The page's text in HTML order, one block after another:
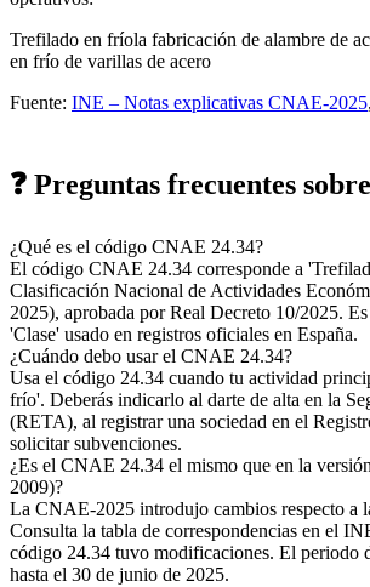
Trefilado en fríola fabricación de alambre de
en frío de varillas de acero
Fuente: INE – Notas explicativas CNAE-2025
❓ Preguntas frecuentes
¿Qué es el código CNAE 24.34?
El código CNAE 24.34 corresponde a
Clasificación Nacional de Actividades
2025), aprobada por Real Decreto 10/2025.
'Clase' usado en registros oficiales en España.
¿Cuándo debo usar el CNAE 24.34?
Usa el código 24.34 cuando tu actividad
frío'. Deberás indicarlo al darte de alta en la
(RETA), al registrar una sociedad en el
solicitar subvenciones.
¿Es el CNAE 24.34 el mismo que en la
2009)?
La CNAE-2025 introdujo cambios respecto a
Consulta la tabla de correspondencias en el
código 24.34 tuvo modificaciones. El periodo
hasta el 30 de junio de 2025.